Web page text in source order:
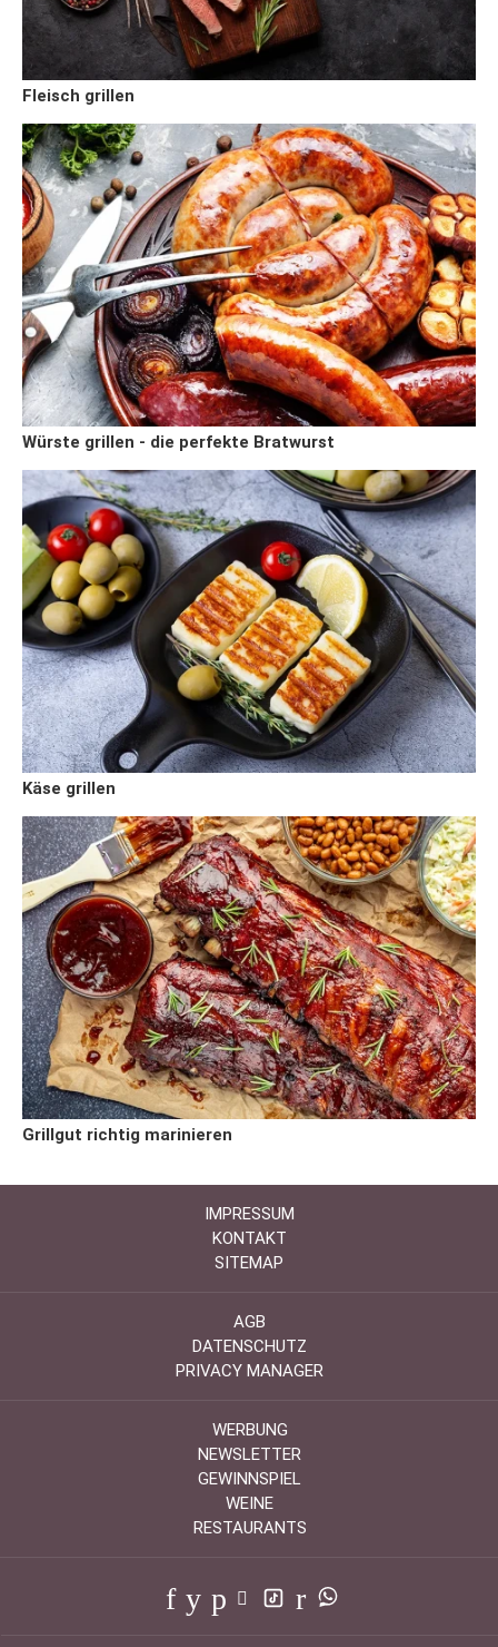
Fleisch grillen
Würste grillen - die perfekte Bratwurst
Käse grillen
Grillgut richtig marinieren
IMPRESSUM
KONTAKT
SITEMAP
AGB
DATENSCHUTZ
PRIVACY MANAGER
WERBUNG
NEWSLETTER
GEWINNSPIEL
WEINE
RESTAURANTS